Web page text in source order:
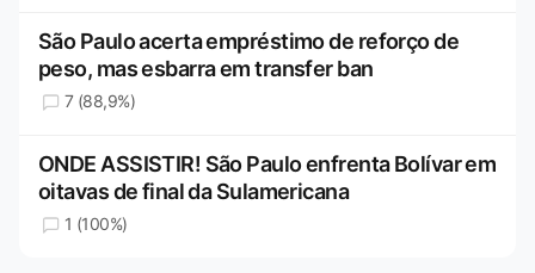
São Paulo acerta empréstimo de reforço de
peso, mas esbarra em transfer ban
7 (88,9%)
ONDE ASSISTIR! São Paulo enfrenta Bolívar em
oitavas de final da Sulamericana
1 (100%)